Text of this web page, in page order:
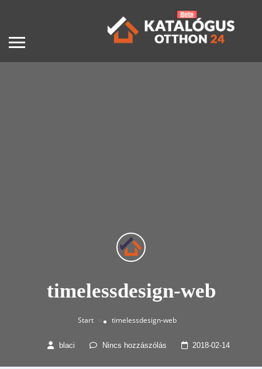
timelessdesign-web
Start » timelessdesign-web
blaci Nincs hozzászólás 2018-02-14